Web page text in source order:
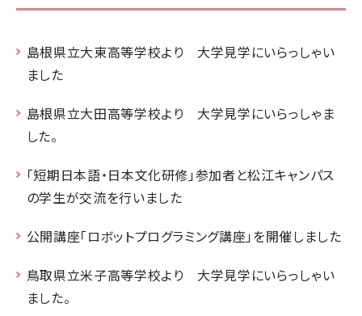
島根県立大東高等学校より 大学見学にいらっしゃい
ました
島根県立大田高等学校より 大学見学にいらっしゃま
した。
「短期日本語・日本文化研修」参加者と松江キャンパス
の学生が交流を行いました
公開講座「ロボットプログラミング講座」を開催しました
鳥取県立米子高等学校より 大学見学にいらっしゃい
ました。